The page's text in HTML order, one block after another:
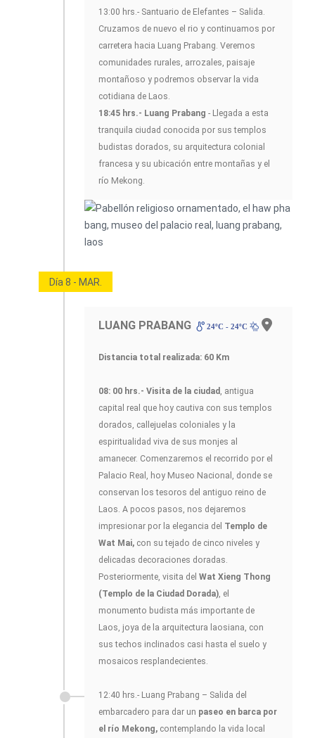
13:00 hrs.- Santuario de Elefantes – Salida.
Cruzamos de nuevo el rio y continuamos por
carretera hacia Luang Prabang. Veremos
comunidades rurales, arrozales, paisaje
montañoso y podremos observar la vida
cotidiana de Laos.
18:45 hrs.- Luang Prabang - Llegada a esta
tranquila ciudad conocida por sus templos
budistas dorados, su arquitectura colonial
francesa y su ubicación entre montañas y el
río Mekong.
Día 8 - MAR.
LUANG PRABANG 24ºC - 24ºC
Distancia total realizada: 60 Km
08: 00 hrs.- Visita de la ciudad
, antigua
capital real que hoy cautiva con sus templos
dorados, callejuelas coloniales y la
espiritualidad viva de sus monjes al
amanecer. Comenzaremos el recorrido por el
Palacio Real, hoy Museo Nacional, donde se
conservan los tesoros del antiguo reino de
Laos. A pocos pasos, nos dejaremos
impresionar por la elegancia del Templo de
Wat Mai, con su tejado de cinco niveles y
delicadas decoraciones doradas.
Posteriormente, visita del Wat Xieng Thong
(Templo de la Ciudad Dorada) , el
monumento budista más importante de
Laos, joya de la arquitectura laosiana, con
sus techos inclinados casi hasta el suelo y
mosaicos resplandecientes.
12:40 hrs.- Luang Prabang – Salida del
embarcadero para dar un paseo en barca por
el río Mekong, contemplando la vida local